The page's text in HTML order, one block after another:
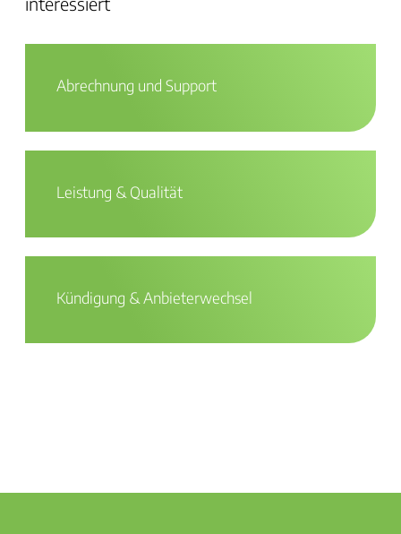
Abrechnung und Support
Leistung & Qualität
Kündigung & Anbieterwechsel